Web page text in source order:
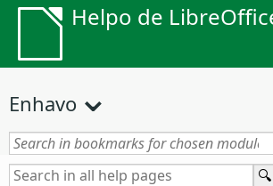
Helpo de
Enhavo